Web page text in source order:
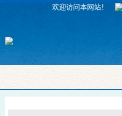
欢迎访问本网站！